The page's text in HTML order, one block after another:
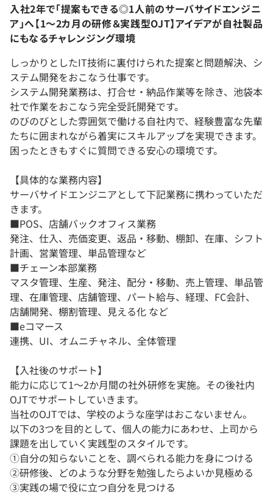
入社2年で「提案もできる◎1人前のサーバサイドエンジニ
ア」へ【1～2カ月の研修＆実践型OJT】アイデアが自社製品
にもなるチャレンジング環境
しっかりとしたIT技術に裏付けられた提案と問題解決、シ
ステム開発をおこなう仕事です。
システム開発業務は、打合せ・納品作業等を除き、池袋本
社で作業をおこなう完全受託開発です。
のびのびとした雰囲気で働ける自社内で、経験豊富な先輩
たちに囲まれながら着実にスキルアップを実現できます。
困ったときもすぐに質問できる安心の環境です。
【具体的な業務内容】
サーバサイドエンジニアとして下記業務に携わっていただ
きます。
■POS、店舗バックオフィス業務
発注、仕入、売価変更、返品・移動、棚卸、在庫、シフト
計画、営業管理、単品管理など
■チェーン本部業務
マスタ管理、生産、発注、配分・移動、売上管理、単品管
理、在庫管理、店舗管理、パート給与、経理、FC会計、
店舗開発、棚割管理、見える化 など
■eコマース
連携、UI、オムニチャネル、全体管理
【入社後のサポート】
能力に応じて1～2か月間の社外研修を実施。その後社内
OJTでサポートしていきます。
当社のOJTでは、学校のような座学はおこないません。
以下の3つを目的として、個人の能力にあわせ、上司から
課題を出していく実践型のスタイルです。
①自分の知らないことを、調べられる能力を身につける
②研修後、どのような分野を勉強したらよいか見極める
③実践の場で役に立つ自分を見つける